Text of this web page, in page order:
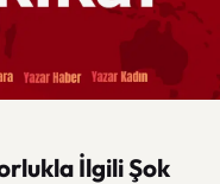
İlgili Şok